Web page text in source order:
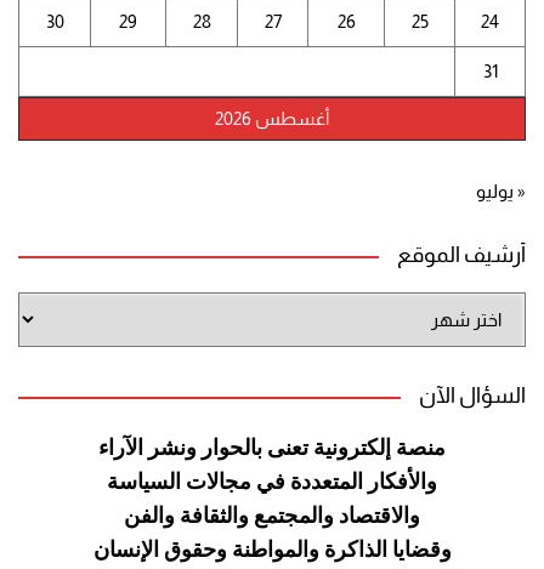
أغسطس 2026
24
25
26
27
28
29
30
31
« يوليو
أرشيف الموقع
الموقع
السؤال الآن
منصة إلكترونية تعنى بالحوار ونشر الآراء
والأفكار المتعددة في مجالات السياسة
والاقتصاد والمجتمع والثقافة والفن
وقضايا الذاكرة والمواطنة وحقوق الإنسان